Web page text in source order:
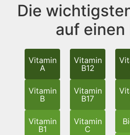
Die
auf einen
Vitamin
A
Vitamin
B
Vitamin
B1
Vitamin
B12
Vitamin
B17
Vitamin
C